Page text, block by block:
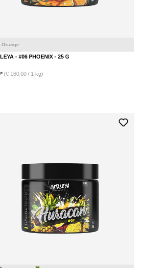
Traube
- #06 PHOENIX - 25 G
(€ 160,00 / 1 kg)